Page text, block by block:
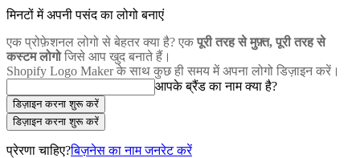
मिनटों में अपनी पसंद का लोगो बनाएं
एक प्रोफ़ेशनल लोगो से बेहतर क्या है? एकपूरी तरह से मुफ़्त, पूरी तरह से
कस्टम लोगोजिसे आप खुद बनाते हैं।
Shopify Logo Maker के साथ कुछ ही समय में अपना लोगो डिज़ाइन करें।
आपके ब्रैंड का नाम क्या है?
डिज़ाइन करना शुरू करें
डिज़ाइन करना शुरू करें
प्रेरणा चाहिए?बिज़नेस का नाम जनरेट करें